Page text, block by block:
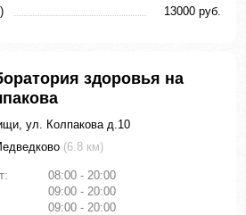
13000 руб.
здоровья на
ул. Колпакова д.10
(6.8 км)
08:00 - 20:00
09:00 - 20:00
09:00 - 20:00